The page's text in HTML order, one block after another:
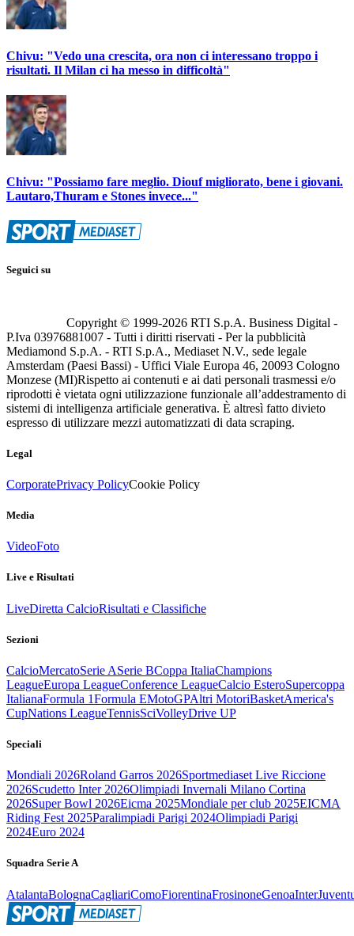
Chivu: "Vedo una crescita, ora non ci interessano troppo i
risultati. Il Milan ci ha messo in difficoltà"
Chivu: "Possiamo fare meglio. Diouf migliorato, bene i giovani.
Lautaro,Thuram e Stones invece..."
Seguici su
Copyright © 1999-2026 RTI S.p.A. Business Digital -
P.Iva 03976881007 - Tutti i diritti riservati - Per la pubblicità
Mediamond S.p.A. - RTI S.p.A., Mediaset N.V., sede legale
Amsterdam (Paesi Bassi) - Uffici Viale Europa 46, 20093 Cologno
Monzese (MI)Rispetto ai contenuti e ai dati personali trasmessi e/o
riprodotti è vietata ogni utilizzazione funzionale all’addestramento di
sistemi di intelligenza artificiale generativa. È altresì fatto divieto
espresso di utilizzare mezzi automatizzati di data scraping.
Legal
CorporatePrivacy PolicyCookie Policy
Media
VideoFoto
Live e Risultati
LiveDiretta CalcioRisultati e Classifiche
Sezioni
CalcioMercatoSerie ASerie BCoppa ItaliaChampions
LeagueEuropa LeagueConference LeagueCalcio EsteroSupercoppa
ItalianaFormula 1Formula EMotoGPAltri MotoriBasketAmerica's
CupNations LeagueTennisSciVolleyDrive UP
Speciali
Mondiali 2026Roland Garros 2026Sportmediaset Live Riccione
2026Scudetto Inter 2026Olimpiadi Invernali Milano Cortina
2026Super Bowl 2026Eicma 2025Mondiale per club 2025EICMA
Riding Fest 2025Paralimpiadi Parigi 2024Olimpiadi Parigi
2024Euro 2024
Squadra Serie A
AtalantaBolognaCagliariComoFiorentinaFrosinoneGenoaInter